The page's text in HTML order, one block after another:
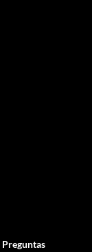
Preguntas